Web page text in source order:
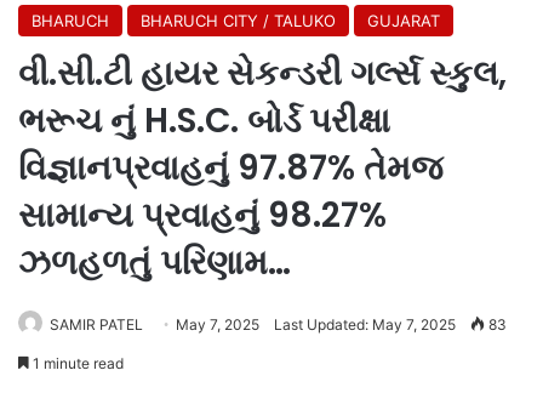
BHARUCH BHARUCH CITY / TALUKO GUJARAT
વી.સી.ટી હાયર સેકન્ડરી ગર્લ્સ સ્કુલ,
ભરૂચ નું H.S.C. બોર્ડ પરીક્ષા
વિજ્ઞાનપ્રવાહનું 97.87% તેમજ
સામાન્ય પ્રવાહનું 98.27%
ઝળહળતું પરિણામ…
SAMIR PATEL May 7, 2025 Last Updated: May 7, 2025 83
1 minute read